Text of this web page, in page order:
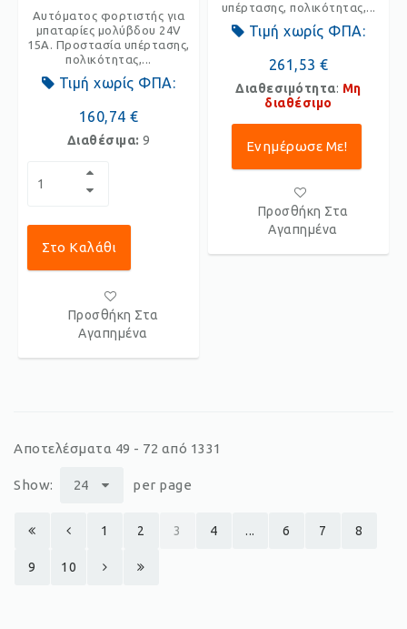
Αυτόματος φορτιστής για
μπαταρίες μολύβδου 24V
15Α. Προστασία υπέρτασης,
πολικότητας,...
Τιμή χωρίς ΦΠΑ:
160,74 €
Διαθέσιμα: 9
Στο Καλάθι
Προσθήκη Στα
Αγαπημένα
υπέρτασης, πολικότητας,...
Τιμή χωρίς ΦΠΑ:
261,53 €
Διαθεσιμότητα: Μη
διαθέσιμο
Ενημέρωσε Με!
Προσθήκη Στα
Αγαπημένα
Αποτελέσματα 49 - 72 από 1331
Show: 24 per page
1 2 3 4 ... 6 7 8
9 10